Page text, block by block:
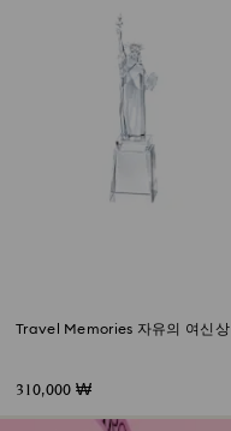
Travel Memories 자유의 여신상
310,000 ₩